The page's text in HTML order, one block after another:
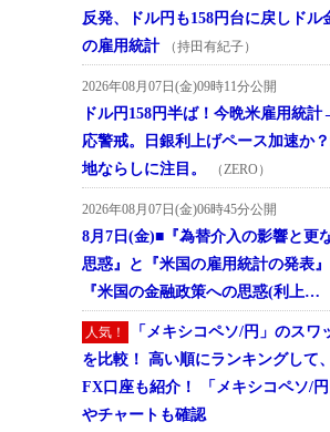
反発、ドル円も158円台に戻しドル
の雇用統計
（持田有紀子）
2026年08月07日(金)09時11分公開
ドル円158円半ば！今晩米雇用統
応警戒。日銀利上げペース加速か
地ならしに注目。
（ZERO）
2026年08月07日(金)06時45分公開
8月7日(金)■『為替介入の影響と更
思惑』と『米国の雇用統計の発表
『米国の金融政策への思惑(利上…
人気！
「メキシコペソ/円」のスワ
を比較！ 高い順にランキングして
FX口座も紹介！ 「メキシコペソ/
やチャートも確認